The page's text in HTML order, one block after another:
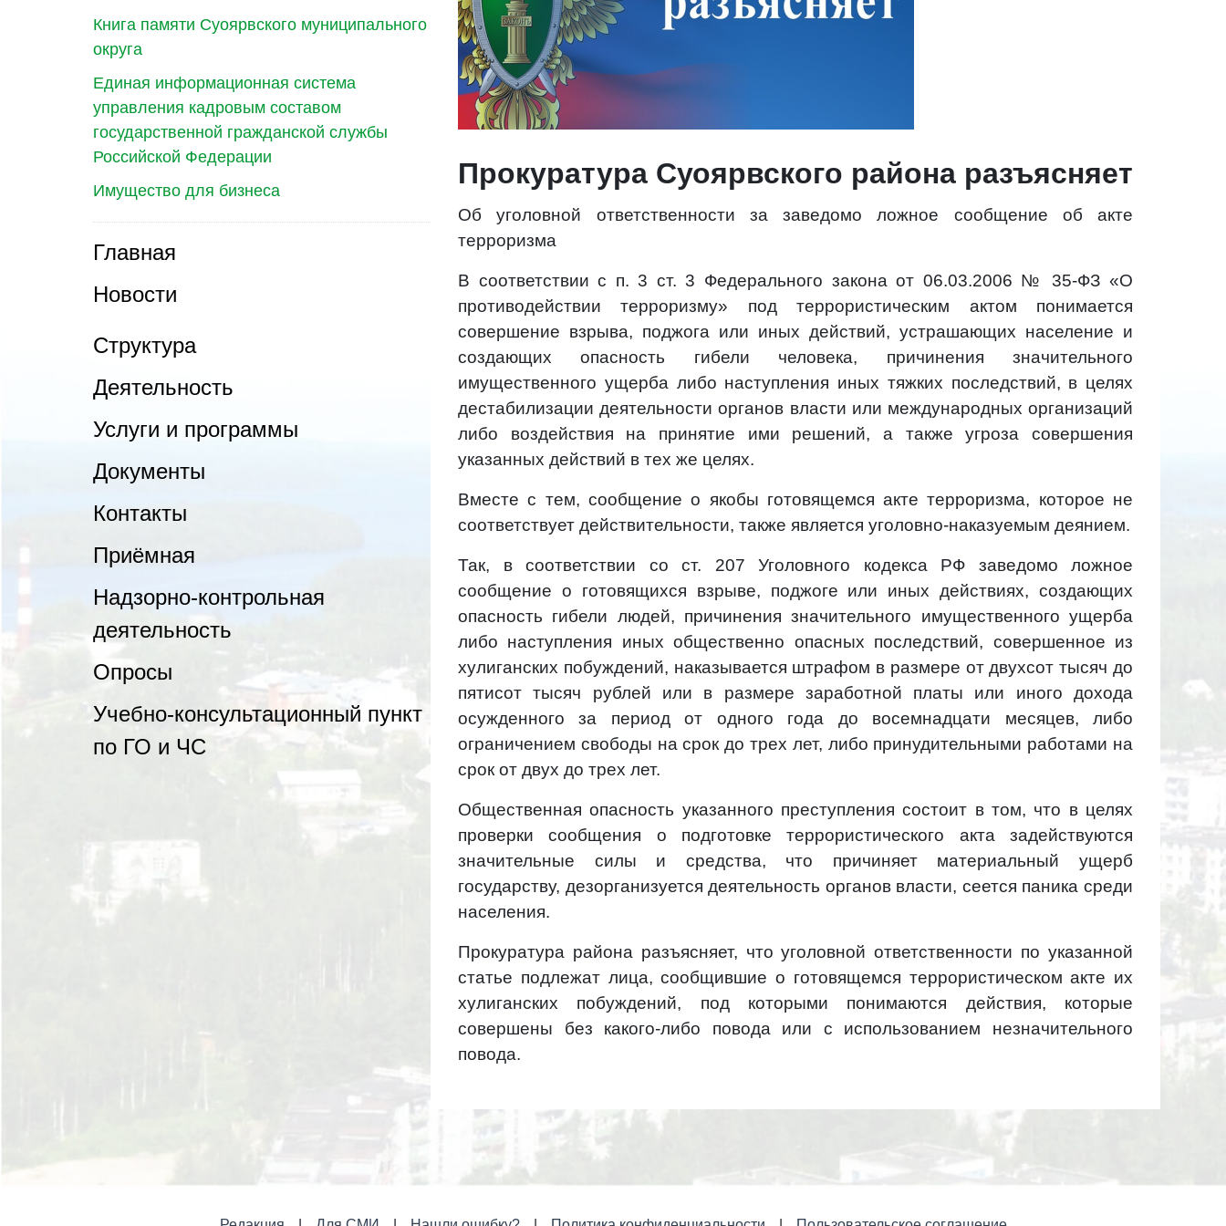
Книга памяти Суоярвского муниципального
округа
Единая информационная система
управления кадровым составом
государственной гражданской службы
Российской Федерации
Имущество для бизнеса
Главная
Новости
Структура
Деятельность
Услуги и программы
Документы
Контакты
Приёмная
Надзорно-контрольная
деятельность
Опросы
Учебно-консультационный пункт
по ГО и ЧС
Прокуратура Суоярвского района разъясняет
Об уголовной ответственности за заведомо ложное сообщение об акте
терроризма
В соответствии с п. 3 ст. 3 Федерального закона от 06.03.2006 № 35-ФЗ «О
противодействии терроризму» под террористическим актом понимается
совершение взрыва, поджога или иных действий, устрашающих население и
создающих опасность гибели человека, причинения значительного
имущественного ущерба либо наступления иных тяжких последствий, в целях
дестабилизации деятельности органов власти или международных организаций
либо воздействия на принятие ими решений, а также угроза совершения
указанных действий в тех же целях.
Вместе с тем, сообщение о якобы готовящемся акте терроризма, которое не
соответствует действительности, также является уголовно-наказуемым деянием.
Так, в соответствии со ст. 207 Уголовного кодекса РФ заведомо ложное
сообщение о готовящихся взрыве, поджоге или иных действиях, создающих
опасность гибели людей, причинения значительного имущественного ущерба
либо наступления иных общественно опасных последствий, совершенное из
хулиганских побуждений, наказывается штрафом в размере от двухсот тысяч до
пятисот тысяч рублей или в размере заработной платы или иного дохода
осужденного за период от одного года до восемнадцати месяцев, либо
ограничением свободы на срок до трех лет, либо принудительными работами на
срок от двух до трех лет.
Общественная опасность указанного преступления состоит в том, что в целях
проверки сообщения о подготовке террористического акта задействуются
значительные силы и средства, что причиняет материальный ущерб
государству, дезорганизуется деятельность органов власти, сеется паника среди
населения.
Прокуратура района разъясняет, что уголовной ответственности по указанной
статье подлежат лица, сообщившие о готовящемся террористическом акте их
хулиганских побуждений, под которыми понимаются действия, которые
совершены без какого-либо повода или с использованием незначительного
повода.